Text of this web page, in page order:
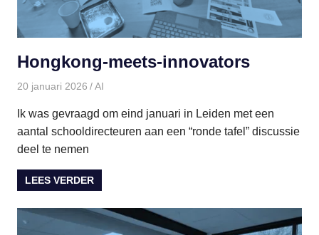
Hongkong-meets-innovators
20 januari 2026 paulinem
AI
Ik was gevraagd om eind januari in Leiden met een
aantal schooldirecteuren aan een “ronde tafel” discussie
deel te nemen
LEES VERDER